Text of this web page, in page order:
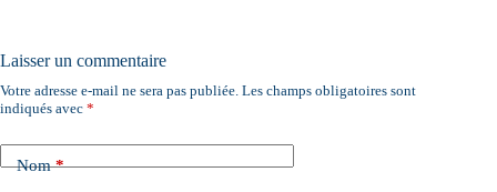
Laisser un commentaire
Votre adresse e-mail ne sera pas publiée. Les champs obligatoires sont
indiqués avec *
Nom*
A
l
r